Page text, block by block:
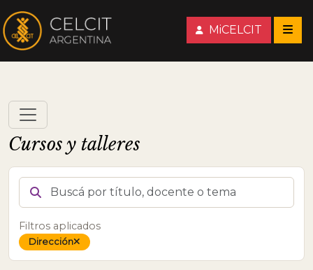
MiCELCIT
Cursos y talleres
BUSCÁ POR TÍTULO, DOCENTE O TEMA
Filtros aplicados
Dirección
Quitar tema